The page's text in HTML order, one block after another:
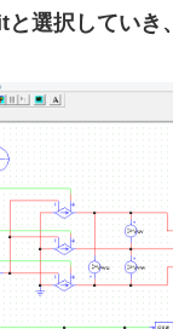
択していき